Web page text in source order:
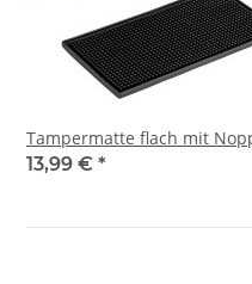
Tampermatte flach mit
13,99 € *